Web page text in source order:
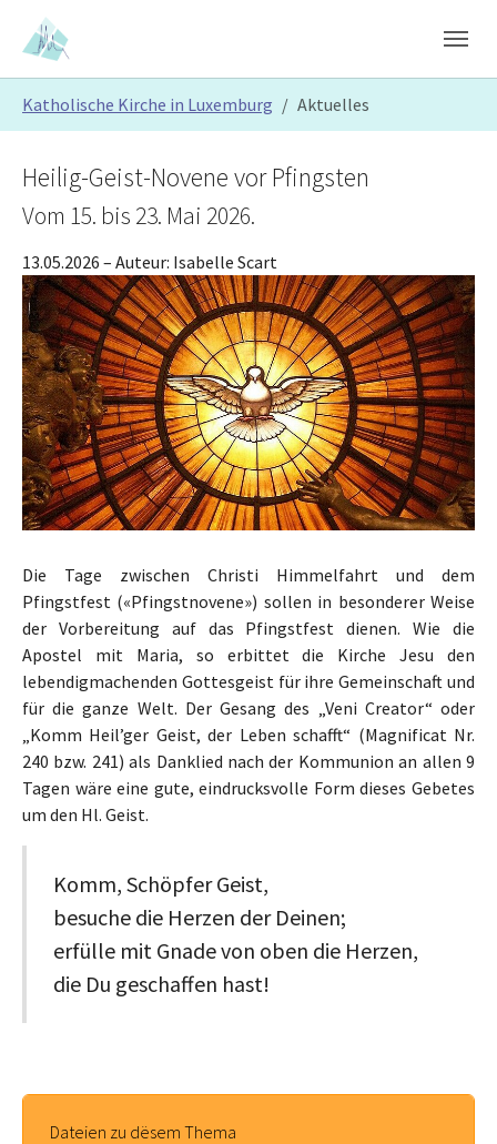
Skip to main content
Skip to page footer
Katholische Kirche in Luxemburg Aktuelles
Heilig-Geist-Novene vor Pfingsten
Vom 15. bis 23. Mai 2026.
13.05.2026 – Auteur: Isabelle Scart
Die Tage zwischen Christi Himmelfahrt und dem
Pfingstfest («Pfingstnovene») sollen in besonderer Weise
der Vorbereitung auf das Pfingstfest dienen. Wie die
Apostel mit Maria, so erbittet die Kirche Jesu den
lebendigmachenden Gottesgeist für ihre Gemeinschaft und
für die ganze Welt. Der Gesang des „Veni Creator“ oder
„Komm Heil’ger Geist, der Leben schafft“ (Magnificat Nr.
240 bzw. 241) als Danklied nach der Kommunion an allen 9
Tagen wäre eine gute, eindrucksvolle Form dieses Gebetes
um den Hl. Geist.
Komm, Schöpfer Geist,
besuche die Herzen der Deinen;
erfülle mit Gnade von oben die Herzen,
die Du geschaffen hast!
Dateien zu dësem Thema